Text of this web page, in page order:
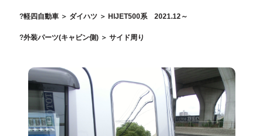
軽四自動車 ＞ ダイハツ ＞ HIJET500系 2021.12～
外装パーツ(キャビン側) ＞ サイド周り